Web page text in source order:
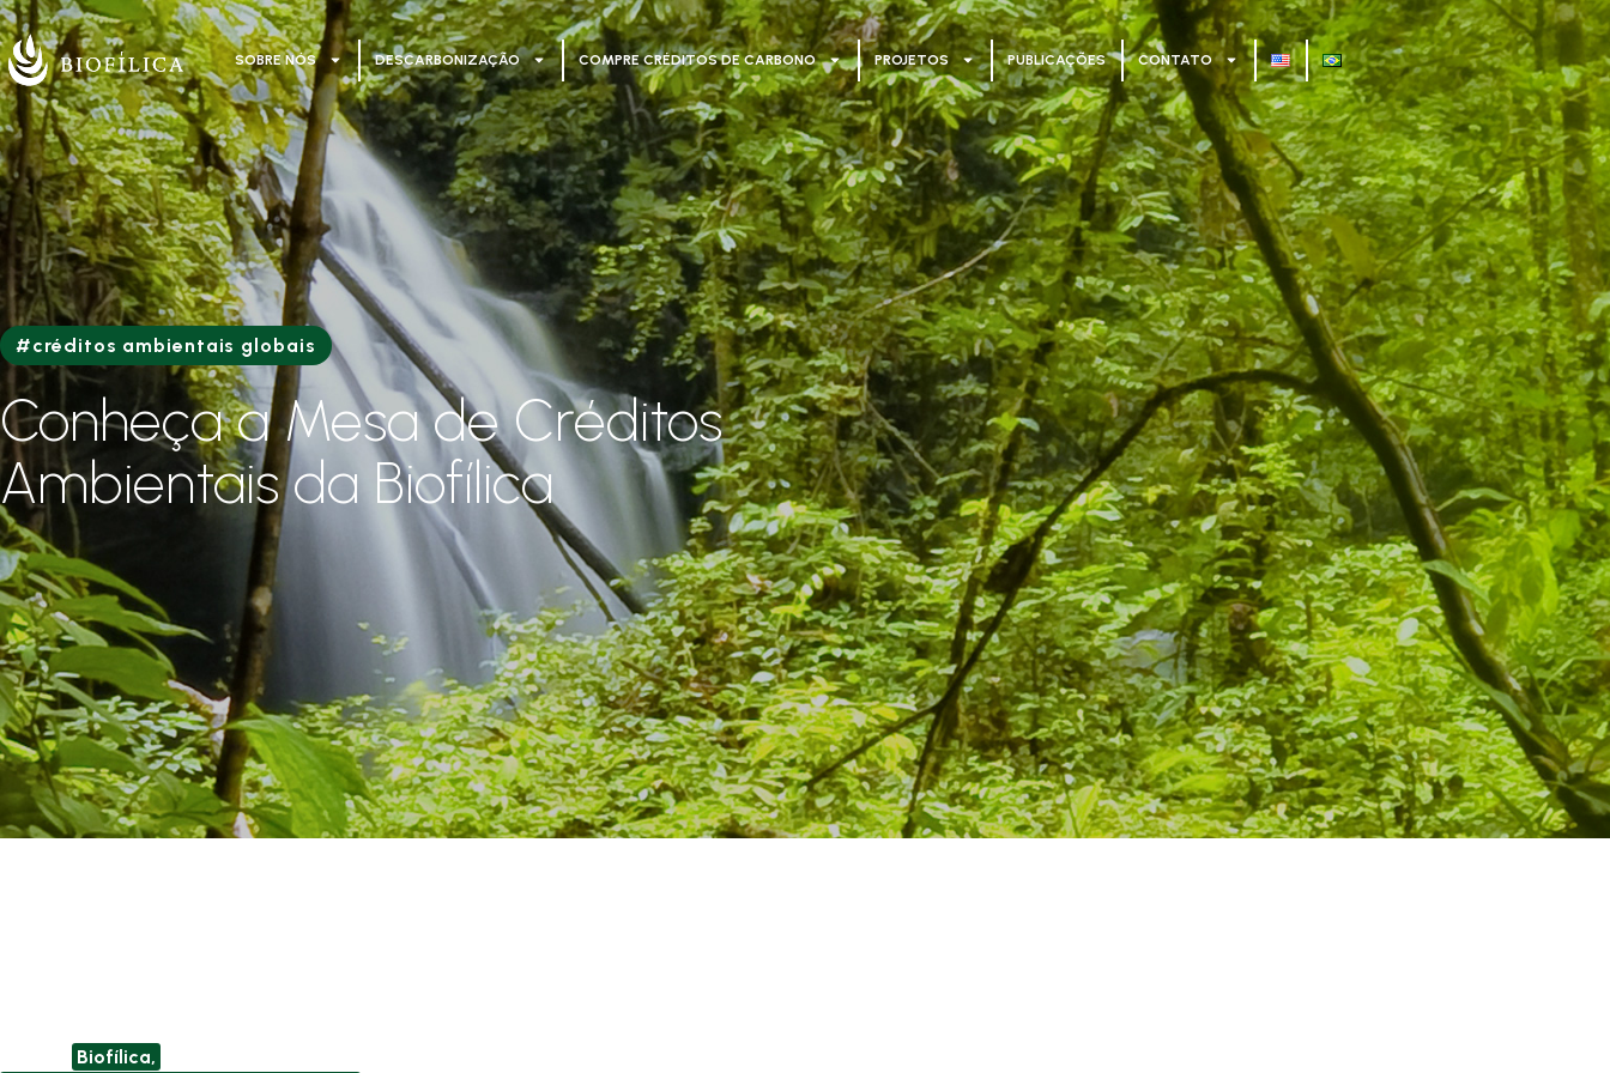
SOBRE NÓS DESCARBONIZAÇÃO COMPRE CRÉDITOS DE CARBONO PROJETOS PUBLICAÇÕES CONTATO
#créditos ambientais globais
Conheça a Mesa de Créditos
Ambientais da Biofílica
Biofílica,